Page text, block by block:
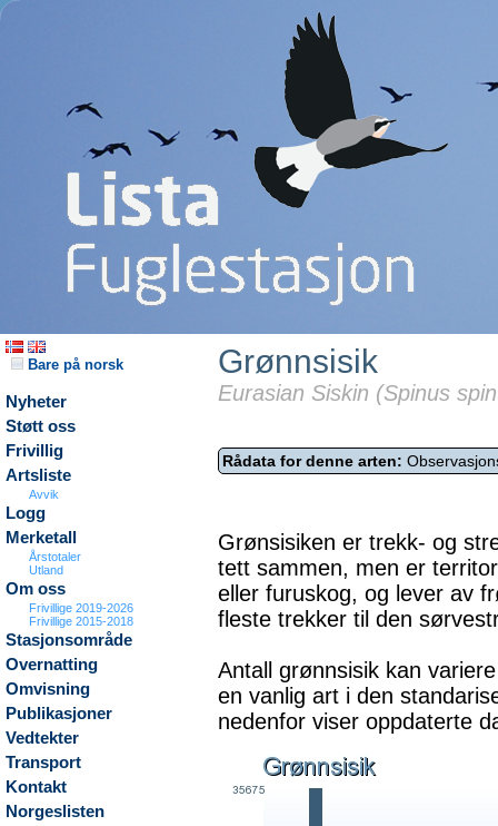
Bare på norsk
Nyheter
Støtt oss
Frivillig
Artsliste
Avvik
Logg
Merketall
Årstotaler
Utland
Om oss
Frivillige 2019-2026
Frivillige 2015-2018
Stasjonsområde
Overnatting
Omvisning
Publikasjoner
Vedtekter
Transport
Kontakt
Norgeslisten
Grønnsisik
Eurasian Siskin (Spinus
Rådata for denne arten:
Grønsisiken er trekk- og
tett sammen, men er
eller furuskog, og lever av
fleste trekker til den
Antall grønnsisik kan
en vanlig art i den
nedenfor viser oppdaterte